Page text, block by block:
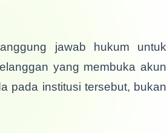
jawab hukum untuk
yang membuka akun
pada institusi tersebut, bukan